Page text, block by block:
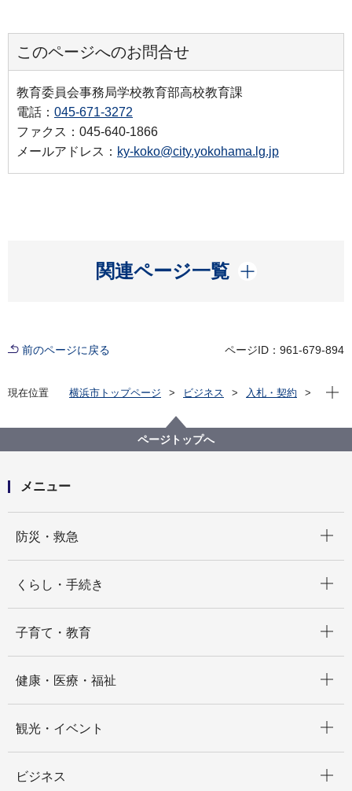
このページへのお問合せ
教育委員会事務局学校教育部高校教育課
電話： 045-671-3272
ファクス：045-640-1866
メールアドレス： ky-koko@city.yokohama.lg.jp
関連ページ一覧
開く
前のページに戻る ページID：961-679-894
現在位置 横浜市トップページ ビジネス
入札・契約
【入札結果公表】【公募型指名競争入札】横浜市立横
浜サイエンスフロンティア高等学校「マレーシア海外
現在
ページトップへ
メニュー
防災・救急
くらし・手続き
子育て・教育
健康・医療・福祉
観光・イベント
ビジネス